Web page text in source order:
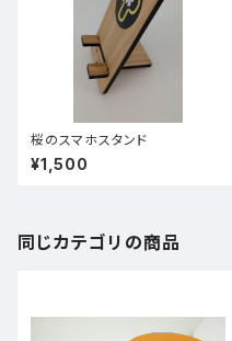
桜のスマホスタンド
¥1,500
同じカテゴリの商品